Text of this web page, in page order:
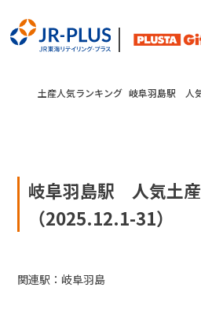
新商品
土産人気ランキング 岐阜羽島駅 人
岐阜羽島駅 人気土
（2025.12.1-31）
関連駅： 岐阜羽島